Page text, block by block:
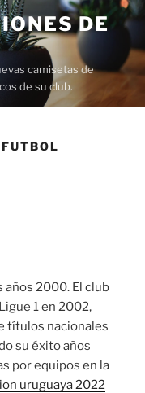
DE
camisetas de
de su club.
años 2000. El club
1 en 2002,
títulos nacionales
su éxito años
por equipos en la
uruguaya 2022